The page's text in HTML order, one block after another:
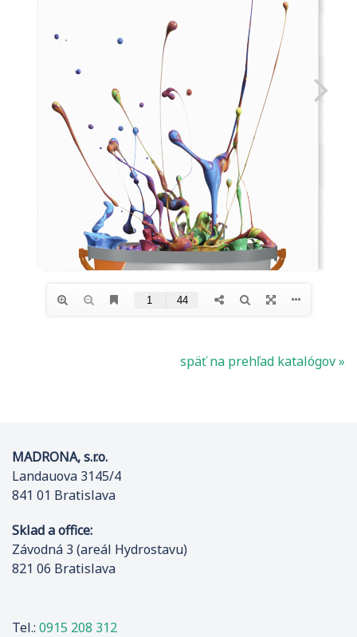
späť na prehľad katalógov »
MADRONA, s.r.o.
Landauova 3145/4
841 01 Bratislava
Sklad a office:
Závodná 3 (areál Hydrostavu)
821 06 Bratislava
Tel.: 0915 208 312